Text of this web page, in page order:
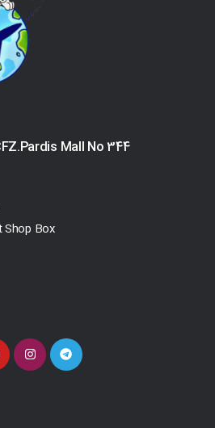
Mall No 344
Shop Box